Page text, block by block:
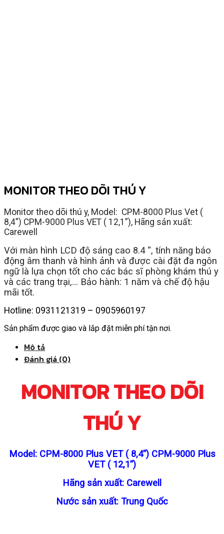
MONITOR THEO DÕI THÚ Y
Monitor theo dõi thú y, Model: CPM-8000 Plus Vet (
8,4”) CPM-9000 Plus VET ( 12,1”), Hãng sản xuất:
Carewell
Với màn hình LCD độ sáng cao 8.4 “, tính năng báo
động âm thanh và hình ảnh và được cài đặt đa ngôn
ngữ là lựa chọn tốt cho các bác sĩ phòng khám thú y
và các trang trại,… Bảo hành: 1 năm và chế độ hậu
mãi tốt.
Hotline: 0931121319 – 0905960197
Sản phẩm được giao và lắp đặt miễn phí tận nơi.
Mô tả
Đánh giá (0)
MONITOR THEO DÕI
THÚ Y
Model: CPM-8000 Plus VET ( 8,4”) CPM-9000 Plus
VET ( 12,1”)
Hãng sản xuất: Carewell
Nước sản xuất: Trung Quốc